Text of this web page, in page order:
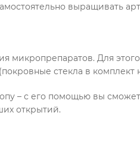
выращивать
микропрепаратов. Для
стекла в комплект
– с его помощью вы
открытий.